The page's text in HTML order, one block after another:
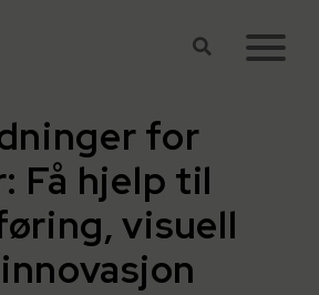
for
Få hjelp til
visuell